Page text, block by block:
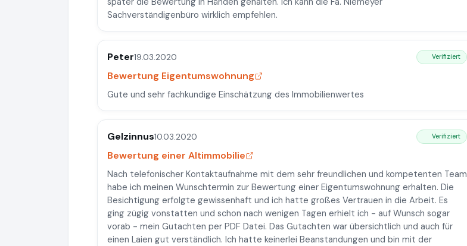
Sachverständigenbüro wirklich empfehlen.
Peter19.03.2020 Verifiziert
Bewertung Eigentumswohnung
Gute und sehr fachkundige Einschätzung des Immobilienwertes
Gelzinnus10.03.2020 Verifiziert
Bewertung einer Altimmobilie
Nach telefonischer Kontaktaufnahme mit dem sehr freundlichen und kompetenten Team
habe ich meinen Wunschtermin zur Bewertung einer Eigentumswohnung erhalten. Die
Besichtigung erfolgte gewissenhaft und ich hatte großes Vertrauen in die Arbeit. Es
ging zügig vonstatten und schon nach wenigen Tagen erhielt ich - auf Wunsch sogar
vorab - mein Gutachten per PDF Datei. Das Gutachten war übersichtlich und auch für
einen Laien gut verständlich. Ich hatte keinerlei Beanstandungen und bin mit der